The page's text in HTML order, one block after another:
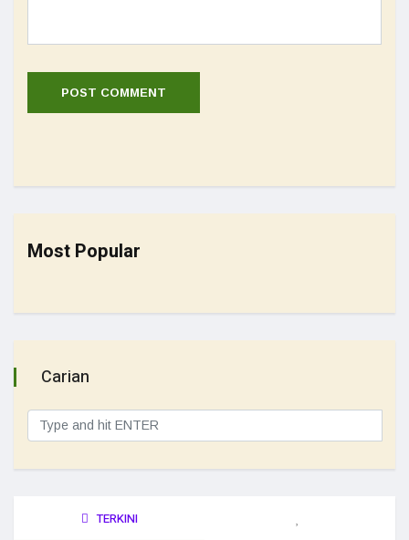
Most Popular
Carian
TERKINI